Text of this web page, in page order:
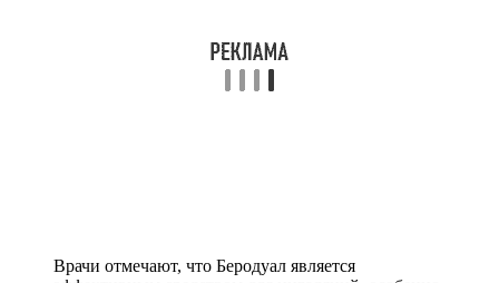
Врачи отмечают, что Беродуал является